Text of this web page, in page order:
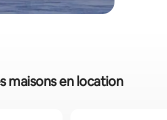
maisons en location